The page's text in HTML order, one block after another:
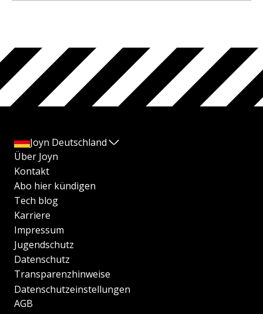
Joyn Deutschland
Über Joyn
Kontakt
Abo hier kündigen
Tech blog
Karriere
Impressum
Jugendschutz
Datenschutz
Transparenzhinweise
Datenschutzeinstellungen
AGB